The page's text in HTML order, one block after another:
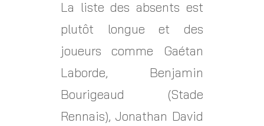
La liste des absents est
plutôt longue et des
joueurs comme Gaétan
Laborde, Benjamin
Bourigeaud (Stade
Rennais), Jonathan David